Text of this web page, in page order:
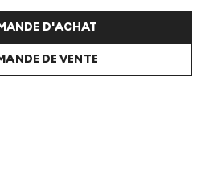
D'ACHAT
DE VENTE